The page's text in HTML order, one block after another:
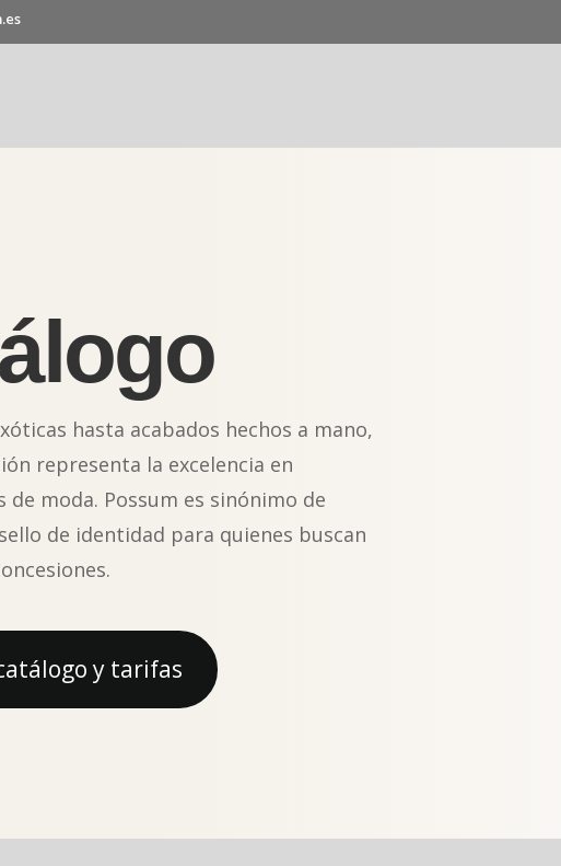
hasta acabados hechos a mano,
representa la excelencia en
de moda. Possum es sinónimo de
de identidad para quienes buscan
y tarifas